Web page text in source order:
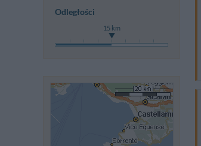
Odległości
15 km